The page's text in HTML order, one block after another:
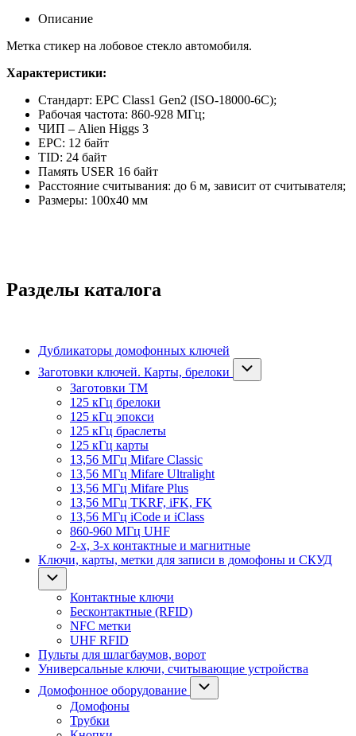
Описание
Метка cтикер на лобовое стекло автомобиля.
Характеристики:
Стандарт: EPC Class1 Gen2 (ISO-18000-6C);
Рабочая частота: 860-928 МГц;
ЧИП – Alien Higgs 3
EPC: 12 байт
TID: 24 байт
Память USER 16 байт
Расстояние считывания: до 6 м, зависит от считывателя;
Размеры: 100x40 мм
Разделы каталога
Дубликаторы домофонных ключей
Заготовки ключей. Карты, брелоки
Заготовки ТМ
125 кГц брелоки
125 кГц эпокси
125 кГц браслеты
125 кГц карты
13,56 МГц Mifare Classic
13,56 МГц Mifare Ultralight
13,56 МГц Mifare Plus
13,56 МГц TKRF, iFK, FK
13,56 МГц iCode и iClass
860-960 МГц UHF
2-х, 3-х контактные и магнитные
Ключи, карты, метки для записи в домофоны и СКУД
Контактные ключи
Бесконтактные (RFID)
NFC метки
UHF RFID
Пульты для шлагбаумов, ворот
Универсальные ключи, считывающие устройства
Домофонное оборудование
Домофоны
Трубки